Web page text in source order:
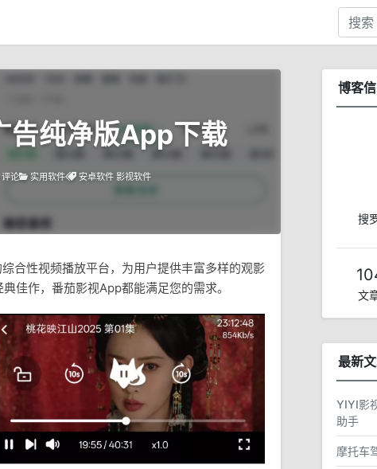
告纯净版App下载
论 实用软件 安卓软件 影视软件
合性视频播放平台，为用户提供丰富多样的观影
佳作，番茄影视App都能满足您的需求。
博客
搜
文
最新
YIYI影
助手
摩托车